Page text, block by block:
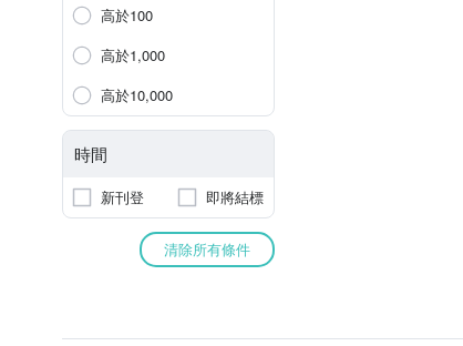
高於100
高於1,000
高於10,000
時間
新刊登 即將結標
清除所有條件